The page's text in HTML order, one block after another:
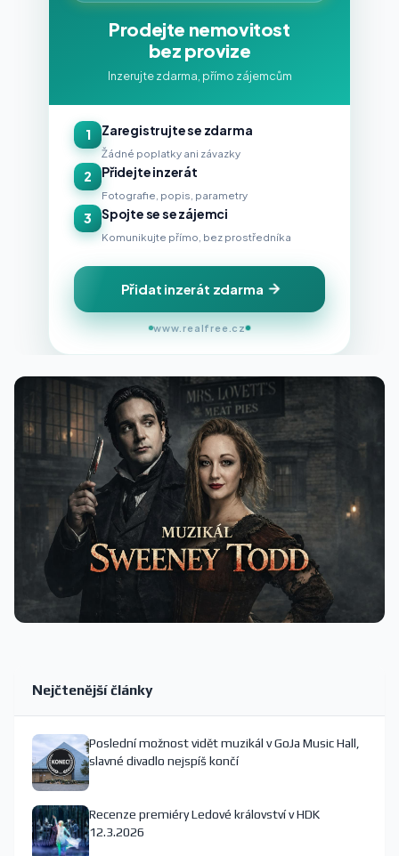
Prodejte nemovitost
bez provize
Inzerujte zdarma, přímo zájemcům
1 Zaregistrujte se zdarma
Žádné poplatky ani závazky
2 Přidejte inzerát
Fotografie, popis, parametry
3 Spojte se se zájemci
Komunikujte přímo, bez prostředníka
Přidat inzerát zdarma
www.realfree.cz
Nejčtenější články
Poslední možnost vidět muzikál v GoJa Music Hall,
slavné divadlo nejspíš končí
Recenze premiéry Ledové království v HDK
12.3.2026